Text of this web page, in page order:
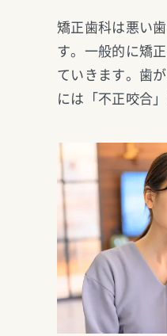
矯正歯科は悪い
す。一般的に矯
ていきます。歯
には「不正咬合